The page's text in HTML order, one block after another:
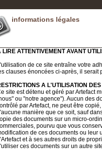
informations légales
LIRE ATTENTIVEMENT AVANT
de ce site entraîne votre
clauses énoncées ci-après, il
A L'UTILISATION
site est détenu et géré par Artefact
ou "notre agence"). Aucun des
par Artefact, ne peut être
manière que ce soit, sauf
des documents sur un micro-
pourvu que vous
de ces documents ou leur
et à ses autres droits de
ces documents sur un autre